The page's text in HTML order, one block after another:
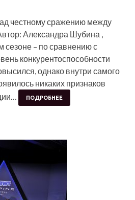
честному сражению между
Александра Шубина ,
– по сравнению с
конкурентоспособности
однако внутри самого
никаких признаков
ПОДРОБНЕЕ